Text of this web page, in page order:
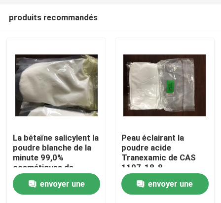
Maison
Produits
Vidéos
produits recommandés
La bétaïne salicylent la
poudre blanche de la
minute 99,0%
cosmétiques de
pureté de CAS 17671-
53-3 de matières
premières
envoyer une
Peau éclairant la
poudre acide
Tranexamic de CAS
1197-18-8
cosmétique de
matières premières
pour la peau
envoyer une